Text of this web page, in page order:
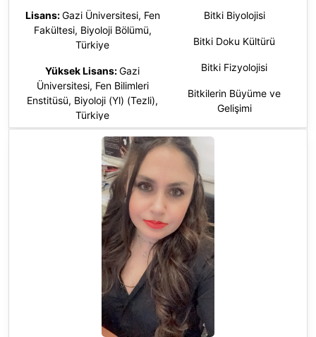
Lisans:Gazi Üniversitesi, Fen
Fakültesi, Biyoloji Bölümü,
Türkiye
Yüksek Lisans:Gazi
Üniversitesi, Fen Bilimleri
Enstitüsü, Biyoloji (Yl) (Tezli),
Türkiye
Georgia State University,
Middle East Institute, Amerika
Birleşik Devletleri
Gazi Üniversitesi, Fen
Bilimleri Enstitüsü, Biyoloji (Dr),
Türkiye
Bitki Biyolojisi
Bitki Doku Kültürü
Bitki Fizyolojisi
Bitkilerin Büyüme ve
Gelişimi